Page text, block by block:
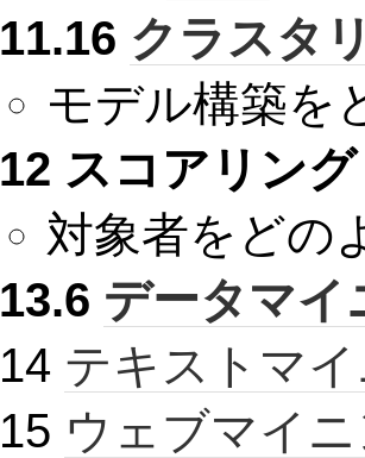
11.16 クラスタ
モデル構築を
12 スコアリング
対象者をどの
13.6 データマイ
14 テキストマ
15 ウェブマイ